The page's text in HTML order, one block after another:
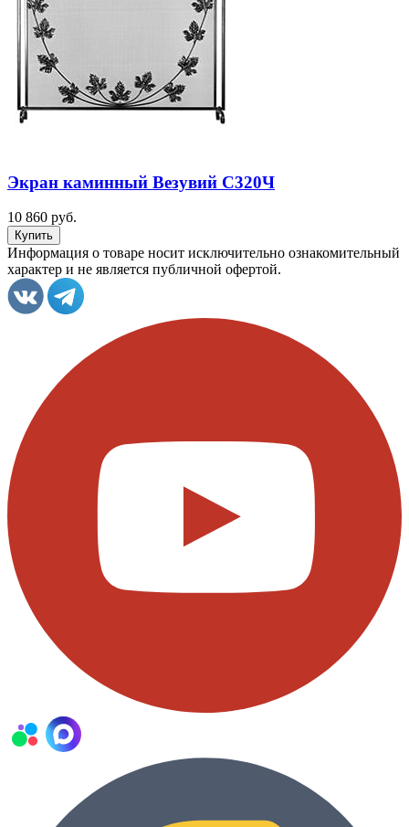
Экран каминный Везувий С320Ч
10 860 руб.
Информация о товаре носит исключительно ознакомительный
характер и не является публичной офертой.